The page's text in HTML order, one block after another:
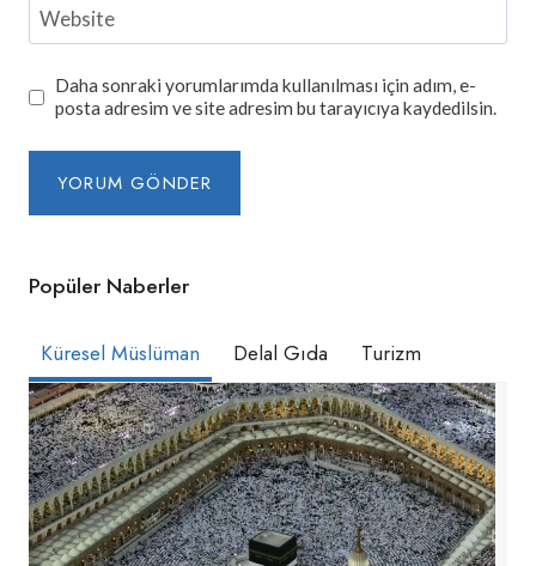
Website
Daha sonraki yorumlarımda kullanılması için adım, e-
posta adresim ve site adresim bu tarayıcıya kaydedilsin.
Popüler Naberler
Küresel Müslüman Delal Gıda Turizm